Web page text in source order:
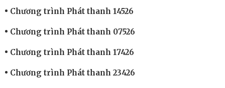
Chương trình Phát thanh 14526
Chương trình Phát thanh 07526
Chương trình Phát thanh 17426
Chương trình Phát thanh 23426